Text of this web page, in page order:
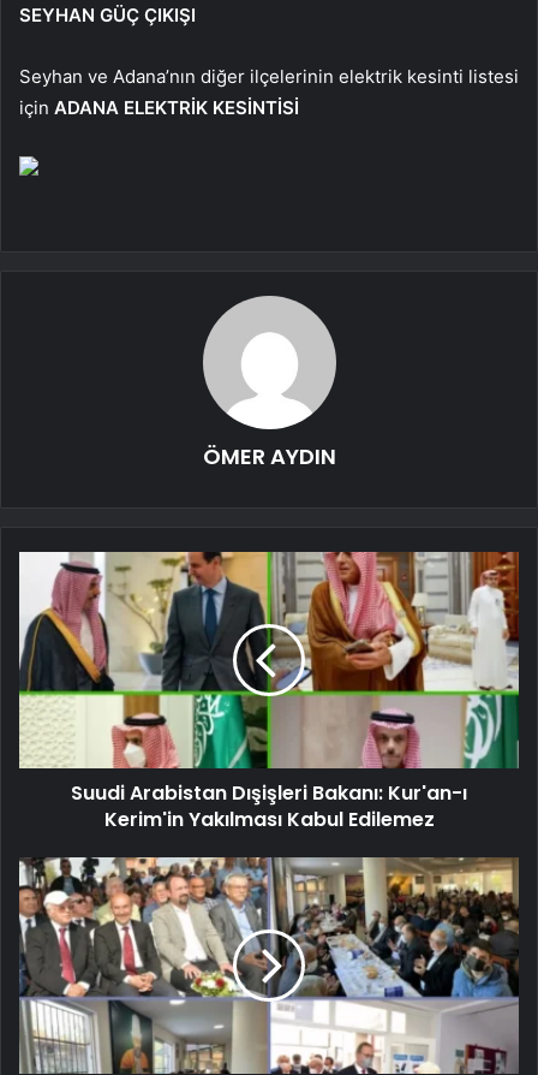
SEYHAN GÜÇ ÇIKIŞI
Seyhan ve Adana’nın diğer ilçelerinin elektrik kesinti listesi
için ADANA ELEKTRİK KESİNTİSİ
ÖMER AYDIN
Suudi Arabistan Dışişleri Bakanı: Kur'an-ı
Kerim'in Yakılması Kabul Edilemez